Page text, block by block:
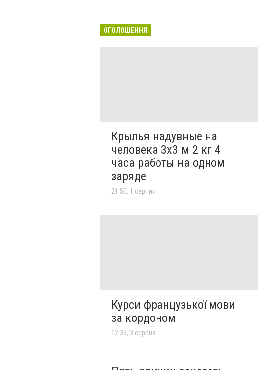
ОГОЛОШЕННЯ
Крылья надувные на
человека 3х3 м 2 кг 4
часа работы на одном
заряде
21:50, 1 серпня
Курси французької мови
за кордоном
12:35, 3 серпня